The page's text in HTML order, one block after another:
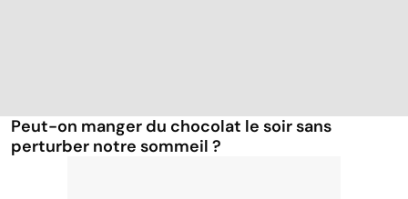
Peut-on manger du chocolat le soir sans
perturber notre sommeil ?